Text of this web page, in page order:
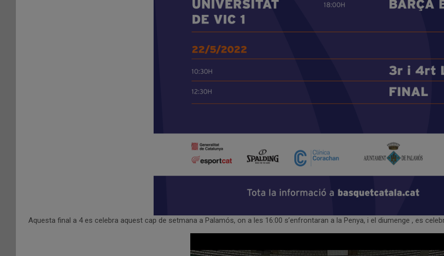
Aquesta final a 4 es celebra aquest cap de setmana a Palamós, on a les 16:00 s’enfrontaran a la Penya, i el diumenge , es